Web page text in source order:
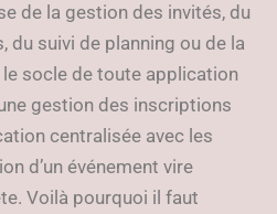
de la gestion des invités, du
du suivi de planning ou de la
socle de toute application
gestion des inscriptions
centralisée avec les
d’un événement vire
Voilà pourquoi il faut